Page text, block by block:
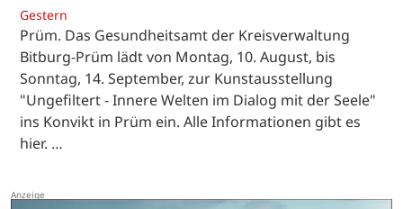
Gestern
Prüm. Das Gesundheitsamt der Kreisverwaltung
Bitburg-Prüm lädt von Montag, 10. August, bis
Sonntag, 14. September, zur Kunstausstellung
"Ungefiltert - Innere Welten im Dialog mit der Seele"
ins Konvikt in Prüm ein. Alle Informationen gibt es
hier. …